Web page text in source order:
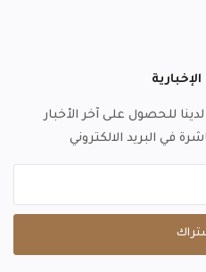
للحصول على آخر الأخبار
في البريد الالكتروني